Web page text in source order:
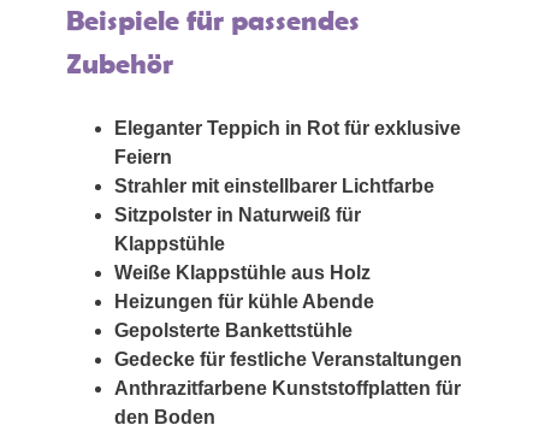
Beispiele für passendes
Zubehör
Eleganter Teppich in Rot für exklusive
Feiern
Strahler mit einstellbarer Lichtfarbe
Sitzpolster in Naturweiß für
Klappstühle
Weiße Klappstühle aus Holz
Heizungen für kühle Abende
Gepolsterte Bankettstühle
Gedecke für festliche Veranstaltungen
Anthrazitfarbene Kunststoffplatten für
den Boden